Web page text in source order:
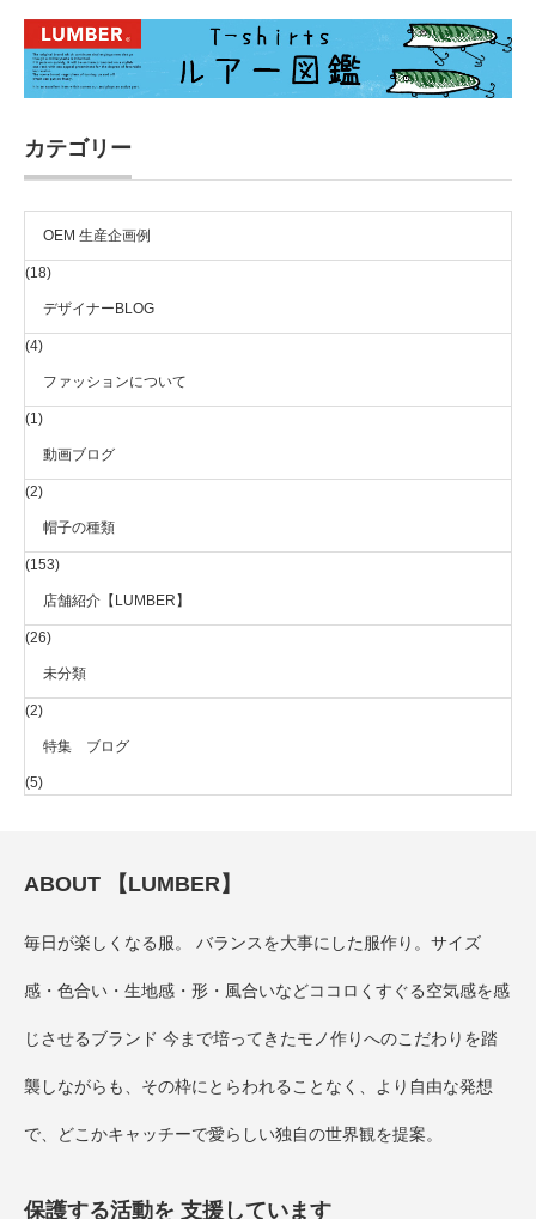
カテゴリー
OEM 生産企画例
(18)
デザイナーBLOG
(4)
ファッションについて
(1)
動画ブログ
(2)
帽子の種類
(153)
店舗紹介【LUMBER】
(26)
未分類
(2)
特集 ブログ
(5)
ABOUT 【LUMBER】
毎日が楽しくなる服。 バランスを大事にした服作り。サイズ
感・色合い・生地感・形・風合いなどココロくすぐる空気感を感
じさせるブランド 今まで培ってきたモノ作りへのこだわりを踏
襲しながらも、その枠にとらわれることなく、より自由な発想
で、どこかキャッチーで愛らしい独自の世界観を提案。
保護する活動を 支援しています